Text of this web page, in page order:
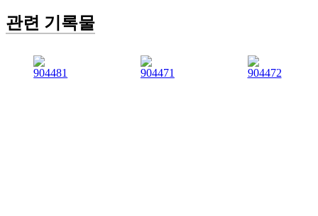
관련 기록물